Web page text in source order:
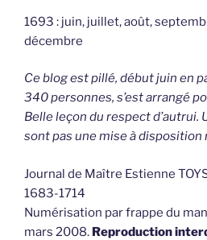
1693 : juin, juillet, août,
décembre
Ce blog est pillé, début juin en
340 personnes, s’est arrangé
Belle leçon du respect d’autrui.
sont pas une mise à disposition
Journal de Maître Estienne
1683-1714
Numérisation par frappe du
mars 2008. Reproduction